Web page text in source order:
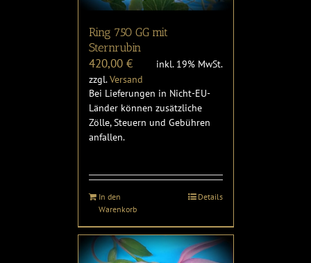
Ring 750 GG mit
Sternrubin
420,00 €
inkl. 19% MwSt.
zzgl.Versand
Bei Lieferungen in Nicht-EU-
Länder können zusätzliche
Zölle, Steuern und Gebühren
anfallen.
In den
Warenkorb
Details